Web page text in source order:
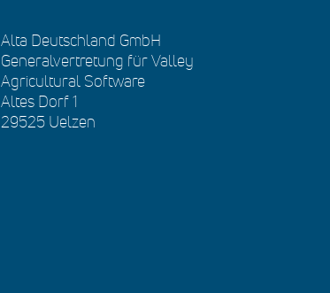
Alta Deutschland GmbH
Generalvertretung für Valley
Agricultural Software
Altes Dorf 1
29525 Uelzen